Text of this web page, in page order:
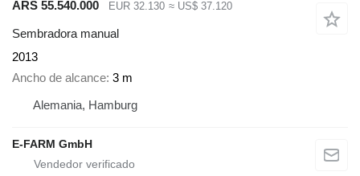
ARS 55.540.000
EUR 32.130 ≈ US$ 37.120
Sembradora manual
2013
Ancho de alcance 3 m
Alemania, Hamburg
E-FARM GmbH